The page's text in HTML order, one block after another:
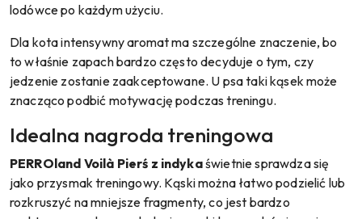
lodówce po każdym użyciu.
Dla kota intensywny aromat ma szczególne znaczenie, bo
to właśnie zapach bardzo często decyduje o tym, czy
jedzenie zostanie zaakceptowane. U psa taki kąsek może
znacząco podbić motywację podczas treningu.
Idealna nagroda treningowa
PERROland Voilà Pierś z indykaświetnie sprawdza się
jako przysmak treningowy. Kąski można łatwo podzielić lub
rozkruszyć na mniejsze fragmenty, co jest bardzo